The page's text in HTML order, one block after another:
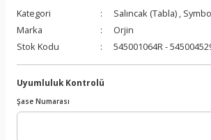
Kategori Salıncak (Tabla) ,
Marka
Orjin
Stok Kodu
545001064R -
Uyumluluk Kontrolü
Şase Numarası